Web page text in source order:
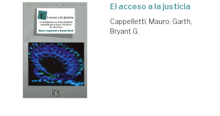
El acceso a la justicia
Cappelletti, Mauro; Garth,
Bryant G.